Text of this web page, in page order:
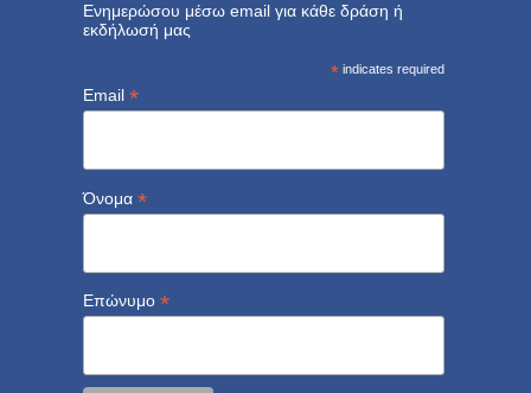
Ενημερώσου μέσω email για κάθε δράση ή
εκδήλωσή μας
* indicates required
Email *
Όνομα *
Επώνυμο *